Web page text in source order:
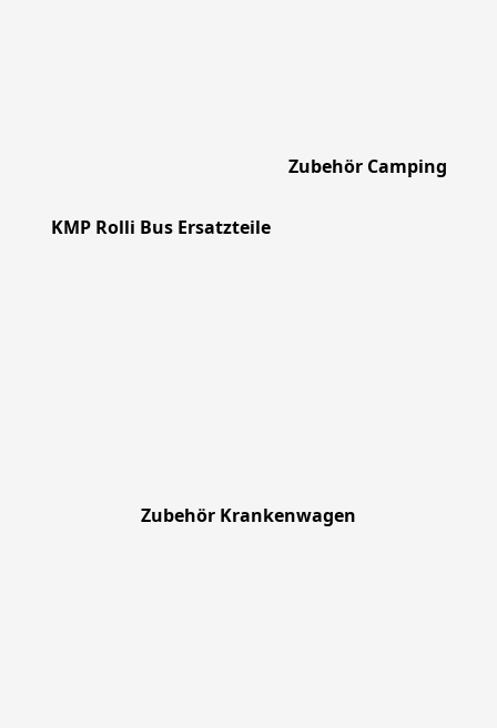
KMP Rolli Bus Ersatzteile
Zubehör Camping
Zubehör Krankenwagen